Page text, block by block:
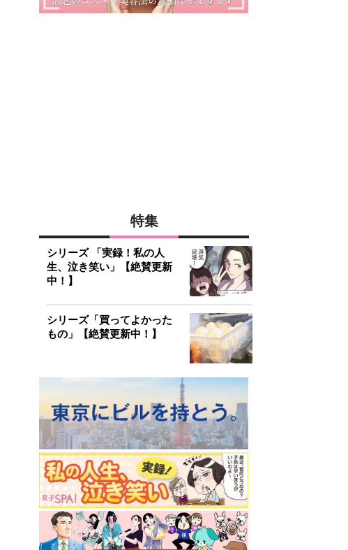
特集
シリーズ 「実録！私の人
生、泣き笑い」【絶賛更新
中！】
シリーズ「買ってよかった
もの」【絶賛更新中！】